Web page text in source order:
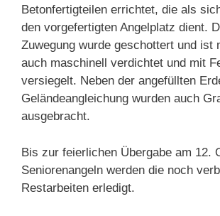
Betonfertigteilen errichtet, die als
den vorgefertigten Angelplatz dient.
Zuwegung wurde geschottert und ist
auch maschinell verdichtet und mit
versiegelt. Neben der angefüllten
Geländeangleichung wurden auch
ausgebracht.
Bis zur feierlichen Übergabe am 12.
Seniorenangeln werden die noch
Restarbeiten erledigt.